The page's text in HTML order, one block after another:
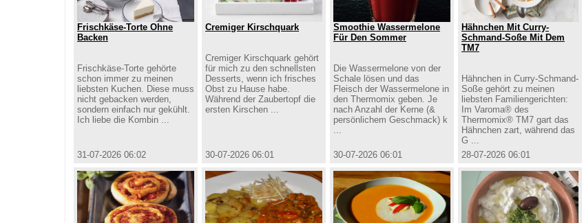
Frischkäse-Torte Ohne
Backen
Frischkäse-Torte gehörte
schon immer zu meinen
liebsten Kuchen. Diese muss
nicht gebacken werden,
sondern einfach nur gekühlt.
Ich liebe die Kombin ...
31-07-2026 06:02
Cremiger Kirschquark
Cremiger Kirschquark gehört
für mich zu den schnellsten
Desserts, wenn ich frisches
Obst zu Hause habe.
Während der Zaubertopf die
ersten Kirschen ...
30-07-2026 06:01
Smoothie Wassermelone
Für Den Sommer
Die Wassermelone von der
Schale lösen und das
Fleisch der Wassermelone in
den Thermomix geben. Je
nach Anzahl der Kerne (&
persönlichem Geschmack) k
...
30-07-2026 06:01
Hähnchen Mit Curry-
Schmand-Soße Mit Dem
TM7
Hähnchen in Curry-Schmand-
Soße gehört zu meinen
liebsten Familiengerichten:
Im Varoma® des
Thermomix® TM7 gart das
Hähnchen zart, während das
G ...
28-07-2026 06:01